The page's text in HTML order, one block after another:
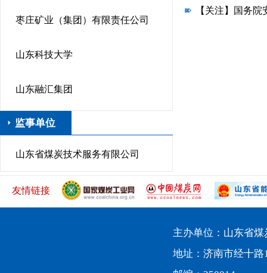
【关注】国务
枣庄矿业（集团）有限责任公司
山东科技大学
山东融汇集团
监事单位
山东省煤炭技术服务有限公司
友情链接
主办单位：山东省
地址：济南市经十路